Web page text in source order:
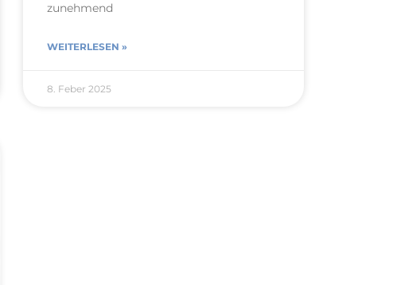
zunehmend
WEITERLESEN »
8. Feber 2025